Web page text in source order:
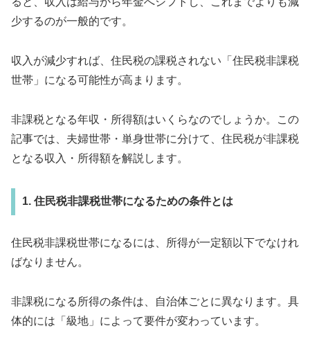
少するのが一般的です。
収入が減少すれば、住民税の課税されない「住民税非課税
世帯」になる可能性が高まります。
非課税となる年収・所得額はいくらなのでしょうか。この
記事では、夫婦世帯・単身世帯に分けて、住民税が非課税
となる収入・所得額を解説します。
1. 住民税非課税世帯になるための条件とは
住民税非課税世帯になるには、所得が一定額以下でなけれ
ばなりません。
非課税になる所得の条件は、自治体ごとに異なります。具
体的には「級地」によって要件が変わっています。